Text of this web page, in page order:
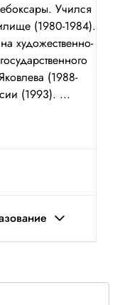
Учился
(1980-1984).
художественно-
(1988-
(1993). ...